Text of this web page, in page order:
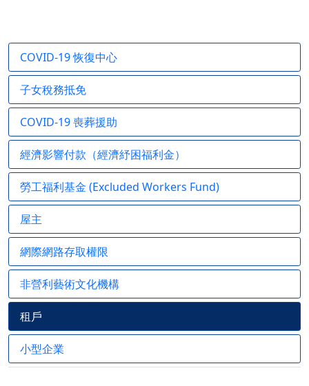
COVID-19 恢復中心
子女稅務抵免
COVID-19 喪葬援助
經濟影響付款（經濟紓困福利金）
勞工福利基金 (Excluded Workers Fund)
屋主
網際網路存取權限
非營利藝術文化機構
租戶
小型企業